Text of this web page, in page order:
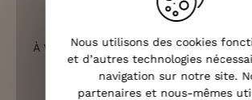
À VOTRE ÉCOUTE DU LUNDI AU
Nous utilisons des cookies
et d’autres technologies
navigation sur notre site.
partenaires et nous-mêmes